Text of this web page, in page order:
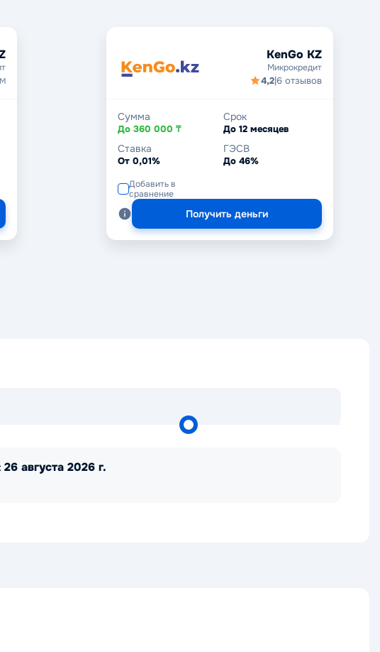
KenGo KZ
Микрокредит
4,2|6 отзывов
Сумма
До 360 000 ₸
Срок
До 12 месяцев
Ставка
От 0,01%
ГЭСВ
До 46%
Добавить в
сравнение
Получить деньги
26 августа 2026 г.